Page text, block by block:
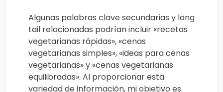
Algunas palabras clave secundarias y long
tail relacionadas podrían incluir «recetas
vegetarianas rápidas», «cenas
vegetarianas simples», «ideas para cenas
vegetarianas» y «cenas vegetarianas
equilibradas». Al proporcionar esta
variedad de información, mi objetivo es